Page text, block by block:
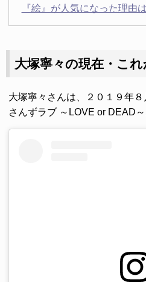
『絵』が人気になった理由
大塚寧々の現在・こ
大塚寧々さんは、２０１９年
さんずラブ ～LOVE or DEAD～